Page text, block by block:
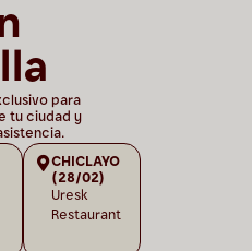
para
tu ciudad y
CHICLAYO
(28/02)
Uresk
Restaurant